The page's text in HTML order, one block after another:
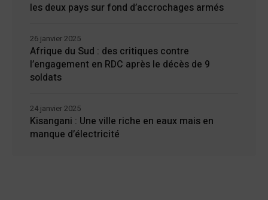
les deux pays sur fond d’accrochages armés
Afrique du Sud : des critiques contre
l’engagement en RDC après le décès de 9
soldats
26 janvier 2025
Kisangani : Une ville riche en eaux mais en
manque d’électricité
24 janvier 2025